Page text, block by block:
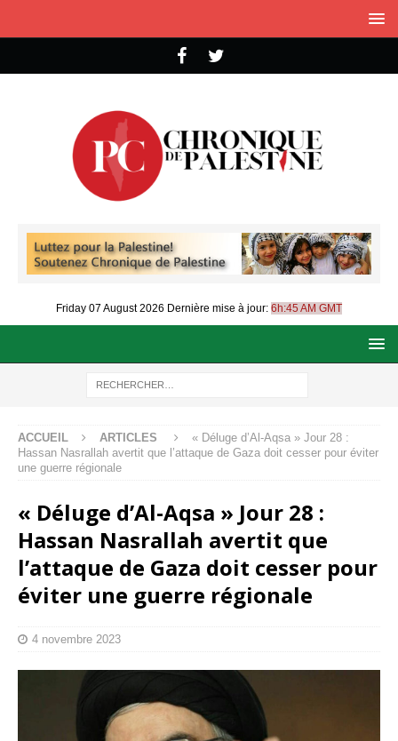
Friday 07 August 2026 Dernière mise à jour: 6h:45 AM GMT
ACCUEIL ARTICLES
« Déluge d’Al-Aqsa » Jour 28 :
Hassan Nasrallah avertit que l’attaque de Gaza doit cesser pour éviter
une guerre régionale
« Déluge d’Al-Aqsa » Jour 28 :
Hassan Nasrallah avertit que
l’attaque de Gaza doit cesser pour
éviter une guerre régionale
4 novembre 2023